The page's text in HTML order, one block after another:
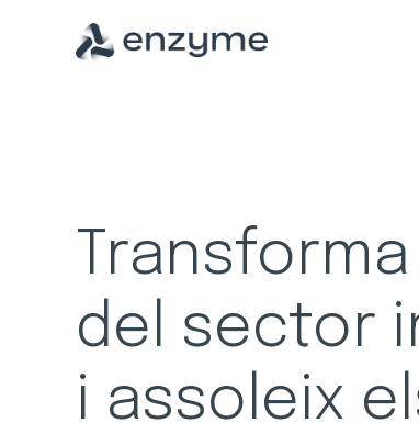
del sector
i assoleix